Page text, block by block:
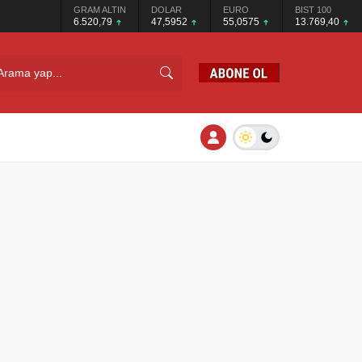
GRAM ALTIN
6.520,79
DOLAR
47,5952
EURO
55,0575
BIST 100
13.769,40